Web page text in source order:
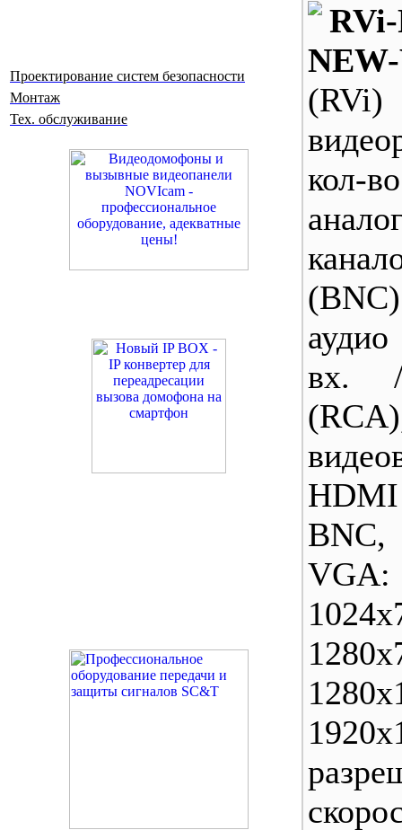
Проектирование систем безопасности
Монтаж
Тех. обслуживание
(RVi)
кол-во
вх.
BNC,